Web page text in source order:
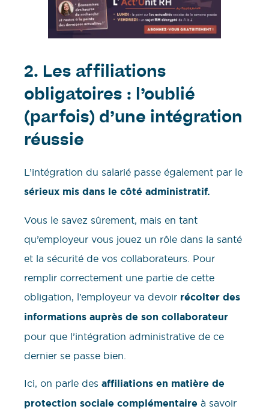
2. Les affiliations
obligatoires : l’oublié
(parfois) d’une intégration
réussie
L’intégration du salarié passe également par le
sérieux mis dans le côté administratif.
Vous le savez sûrement, mais en tant
qu’employeur vous jouez un rôle dans la santé
et la sécurité de vos collaborateurs. Pour
remplir correctement une partie de cette
obligation, l’employeur va devoir récolter des
informations auprès de son collaborateur
pour que l’intégration administrative de ce
dernier se passe bien.
Ici, on parle des affiliations en matière de
protection sociale complémentaire à savoir